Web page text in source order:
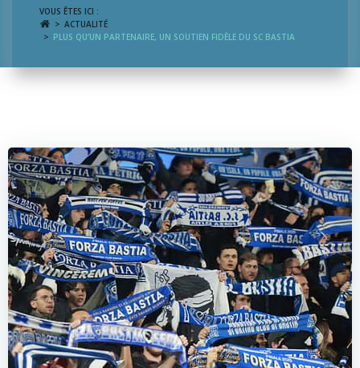
VOUS ÊTES ICI :
ACTUALITÉ
PLUS QU’UN PARTENAIRE, UN SOUTIEN FIDÈLE DU SC BASTIA